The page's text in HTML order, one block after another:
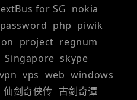
for SG nokia
password php piwik
project regnum
Singapore skype
vpn vps web windows
仙剑奇侠传 古剑奇谭